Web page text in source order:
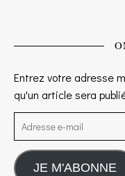
Entrez votre adresse
qu'un article sera
Adresse e-mail
JE M'ABONNE